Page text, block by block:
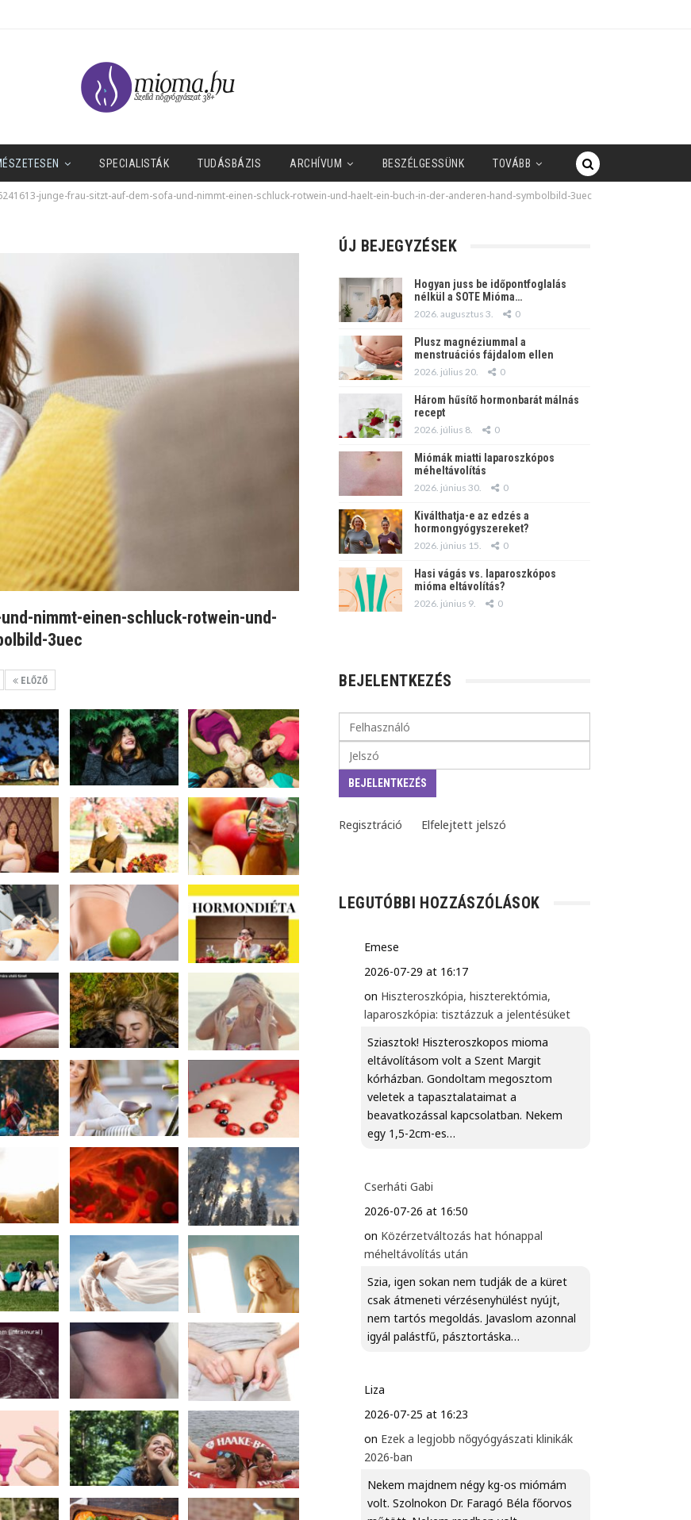
SPECIALISTÁK TUDÁSBÁZIS ARCHÍVUM BESZÉLGESSÜNK TOVÁBB
junge-frau-sitzt-auf-dem-sofa-und-nimmt-einen-schluck-rotwein-und-haelt-ein-buch-in-der-anderen-hand-symbolbild-3uec
nimmt-einen-schluck-rotwein-und-
3uec
ELŐZŐ
ÚJ BEJEGYZÉSEK
Hogyan juss be időpontfoglalás
nélkül a SOTE Mióma…
2026. augusztus 3. 0
Plusz magnéziummal a
menstruációs fájdalom ellen
2026. július 20. 0
Három hűsítő hormonbarát málnás
recept
2026. július 8. 0
Miómák miatti laparoszkópos
méheltávolítás
2026. június 30. 0
Kiválthatja-e az edzés a
hormongyógyszereket?
2026. június 15. 0
Hasi vágás vs. laparoszkópos
mióma eltávolítás?
2026. június 9. 0
BEJELENTKEZÉS
Regisztráció Elfelejtett jelszó
LEGUTÓBBI HOZZÁSZÓLÁSOK
Emese
2026-07-29 at 16:17
on Hiszteroszkópia, hiszterektómia,
laparoszkópia: tisztázzuk a jelentésüket
Sziasztok! Hiszteroszkopos mioma
eltávolításom volt a Szent Margit
kórházban. Gondoltam megosztom
veletek a tapasztalataimat a
beavatkozással kapcsolatban. Nekem
egy 1,5-2cm-es…
Cserháti Gabi
2026-07-26 at 16:50
on Közérzetváltozás hat hónappal
méheltávolítás után
Szia, igen sokan nem tudják de a küret
csak átmeneti vérzésenyhülést nyújt,
nem tartós megoldás. Javaslom azonnal
igyál palástfű, pásztortáska…
Liza
2026-07-25 at 16:23
on Ezek a legjobb nőgyógyászati klinikák
2026-ban
Nekem majdnem négy kg-os miómám
volt. Szolnokon Dr. Faragó Béla főorvos